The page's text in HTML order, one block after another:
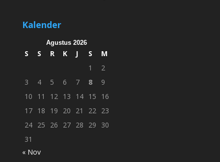
Kalender
Agustus 2026
S S R K J S
M
1
2
3
4 5 6 7 8
9
10
11 12 13 14 15
16
17 18 19 20 21 22
23
24 25 26 27 28 29
30
31
« Nov